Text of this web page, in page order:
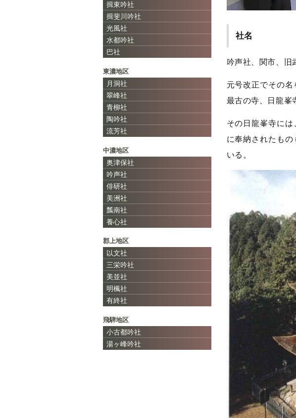
社名
吟声社、関市、旧
元号改正でその
最古の寺、日龍峯
その日龍峯寺に
に奉納されたも
いる。
揖東吟社
揖斐川吟社
光風社
水都吟社
巴社
東濃地区
月洞社
翠峰社
青柳社
陶吟社
流芳社
中濃地区
奥津保社
吟声社
俳研社
美洲社
瓢南社
養心社
郡上地区
以文社
三栄吟社
美並社
明楓社
有終社
飛騨地区
小古都吟社
湯ヶ峰吟社